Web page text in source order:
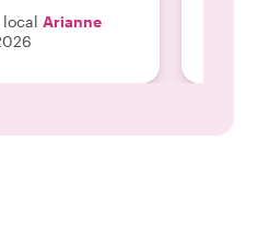
local Arianne